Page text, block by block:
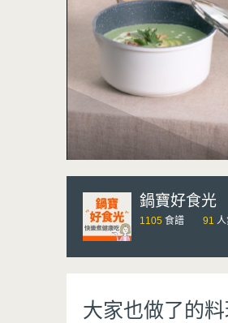
鍋寶好食光
1105 食譜 91
大家也做了的